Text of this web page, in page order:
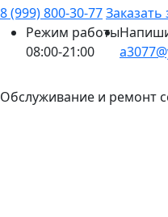
8 (999) 800-30-77Заказать
Режим работы
08:00-21:00
Обслуживание и ремонт